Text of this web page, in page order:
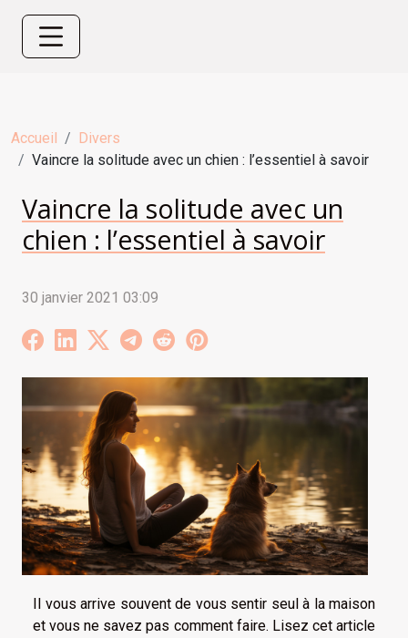
Accueil
Divers
Vaincre la solitude avec un chien : l’essentiel à savoir
Vaincre la solitude avec un
chien : l’essentiel à savoir
30 janvier 2021 03:09
Il vous arrive souvent de vous sentir seul à la maison
et vous ne savez pas comment faire. Lisez cet article